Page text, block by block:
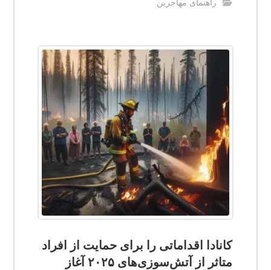
راهنمای مهاجرین
کانادا اقداماتی را برای حمایت از افراد
متاثر از آتش‌سوزی‌های ۲۰۲۵ آغاز